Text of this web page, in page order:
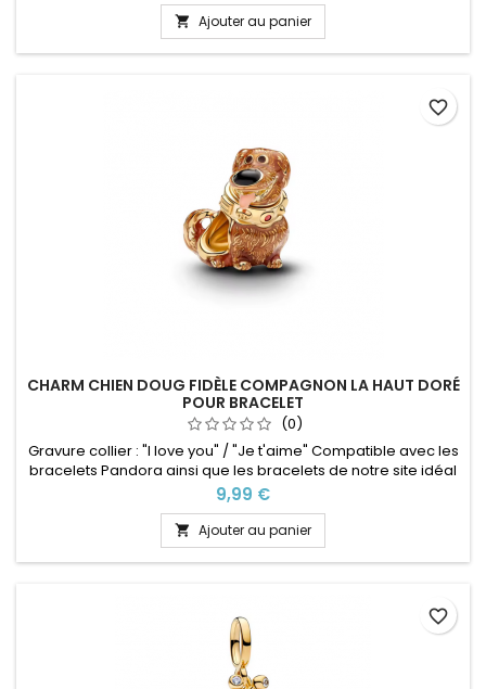
 Ajouter au panier
CHARM CHIEN DOUG FIDÈLE COMPAGNON LA HAUT DORÉ
POUR BRACELET
(0)
Gravure collier : "I love you" / "Je t'aime" Compatible avec les
bracelets Pandora ainsi que les bracelets de notre site idéal
pour : Noël, Saint Valentin, anniversaire, anniversaire de
mariage
Prix
9,99 €
 Ajouter au panier
favorite_border
favorite_border